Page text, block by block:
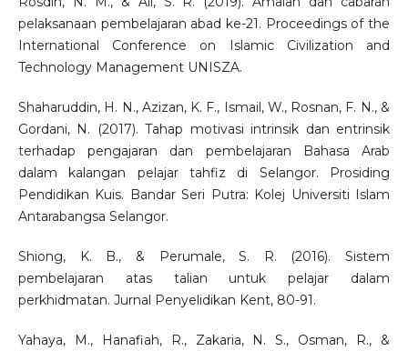
pelaksanaan pembelajaran abad ke-21. Proceedings of the
International Conference on Islamic Civilization and
Technology Management UNISZA.
Shaharuddin, H. N., Azizan, K. F., Ismail, W., Rosnan, F. N., &
Gordani, N. (2017). Tahap motivasi intrinsik dan entrinsik
terhadap pengajaran dan pembelajaran Bahasa Arab
dalam kalangan pelajar tahfiz di Selangor. Prosiding
Pendidikan Kuis. Bandar Seri Putra: Kolej Universiti Islam
Antarabangsa Selangor.
Shiong, K. B., & Perumale, S. R. (2016). Sistem
pembelajaran atas talian untuk pelajar dalam
perkhidmatan. Jurnal Penyelidikan Kent, 80-91.
Yahaya, M., Hanafiah, R., Zakaria, N. S., Osman, R., &